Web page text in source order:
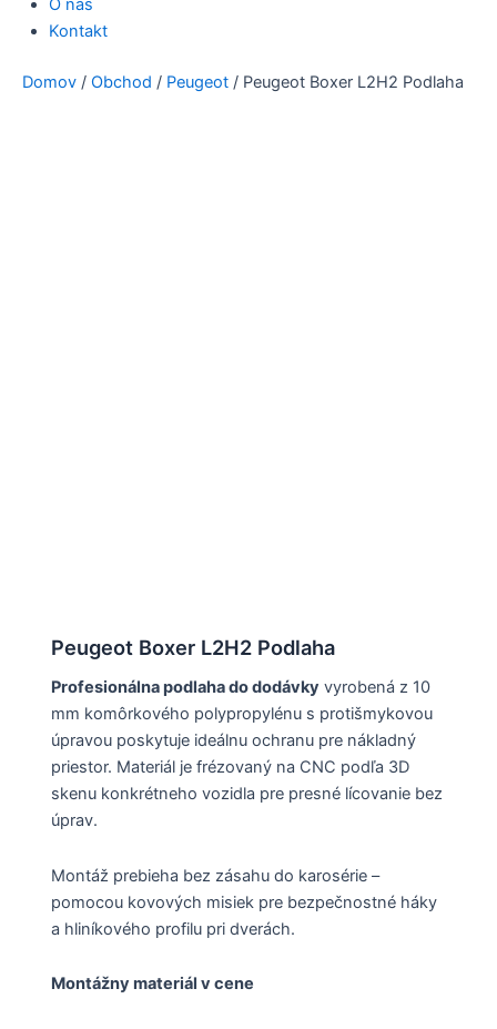
O nás
Kontakt
Domov / Obchod / Peugeot / Peugeot Boxer L2H2 Podlaha
Peugeot Boxer L2H2 Podlaha
Profesionálna podlaha do dodávky vyrobená z 10
mm komôrkového polypropylénu s protišmykovou
úpravou poskytuje ideálnu ochranu pre nákladný
priestor. Materiál je frézovaný na CNC podľa 3D
skenu konkrétneho vozidla pre presné lícovanie bez
úprav.
Montáž prebieha bez zásahu do karosérie –
pomocou kovových misiek pre bezpečnostné háky
a hliníkového profilu pri dverách.
Montážny materiál v cene